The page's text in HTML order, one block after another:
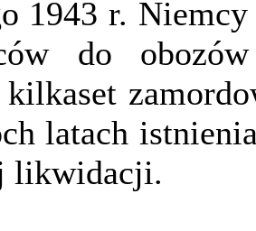
1943 r.
do
latach
likwidacji.